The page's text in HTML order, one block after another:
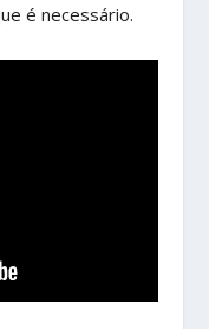
é necessário.